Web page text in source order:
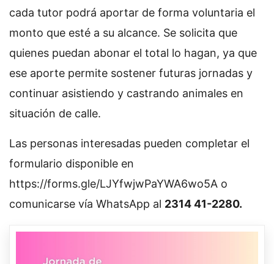
cada tutor podrá aportar de forma voluntaria el
monto que esté a su alcance. Se solicita que
quienes puedan abonar el total lo hagan, ya que
ese aporte permite sostener futuras jornadas y
continuar asistiendo y castrando animales en
situación de calle.
Las personas interesadas pueden completar el
formulario disponible en
https://forms.gle/LJYfwjwPaYWA6wo5A o
comunicarse vía WhatsApp al 2314 41-2280.